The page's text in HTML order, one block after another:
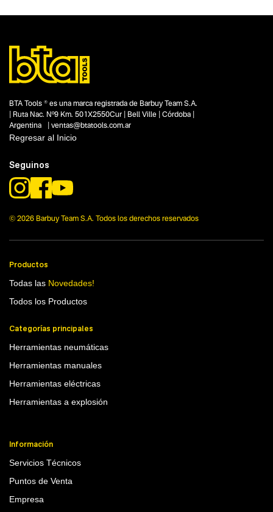
Segmentos - pendiente
Construcción
Talleres
Hogar y aire libre
3.1 kVA
Funcion o uso
No items found.
208 cc
BTA Tools ® es una marca registrada de Barbuy Team S.A.
| Ruta Nac. Nº9 Km. 501X2550Cur | Bell Ville | Córdoba |
Argentina | ventas@btatools.com.ar
Regresar al Inicio
Seguinos
© 2026 Barbuy Team S.A. Todos los derechos reservados
Productos
Todas las Novedades!
Todos los Productos
Categorías principales
Herramientas neumáticas
Herramientas manuales
Herramientas eléctricas
Herramientas a explosión
Información
Servicios Técnicos
Puntos de Venta
Empresa